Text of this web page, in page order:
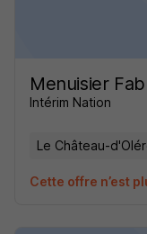
Menuisier
Intérim Nation
Le Château-
Cette offre n’est